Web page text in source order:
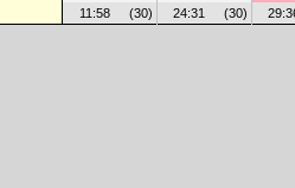
11:58 (30) 24:31 (30)